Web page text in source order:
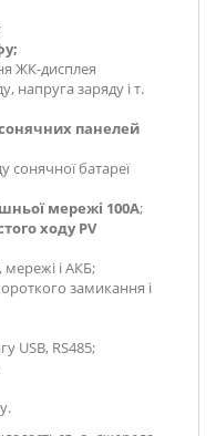
ЖК-дисплея
напруга заряду і т.
панелей
сонячної батареї
мережі 100А;
ходу PV
мережі і АКБ;
замикання і
USB, RS485;